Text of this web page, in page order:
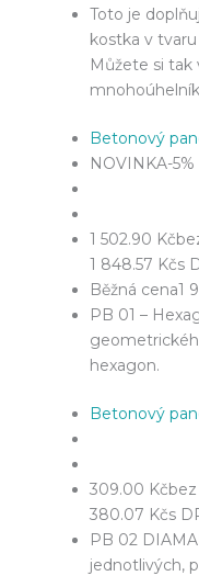
Toto je
kostka v
Můžete si
Betonový
NOVINKA-5%
1 502.90 Kč
1 848.57 Kčs
Běžná cena1
PB 01 –
hexagon.
Betonový
309.00 Kč
380.07 Kčs
PB 02
jednotlivých,